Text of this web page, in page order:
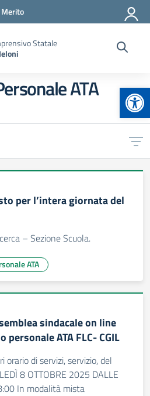
Statale
ATA
per l’intera giornata del
– Sezione Scuola.
ATA
sindacale on line
ATA FLC- CGIL
orario di servizi, servizio, del
8 OTTOBRE 2025 DALLE
In modalità mista